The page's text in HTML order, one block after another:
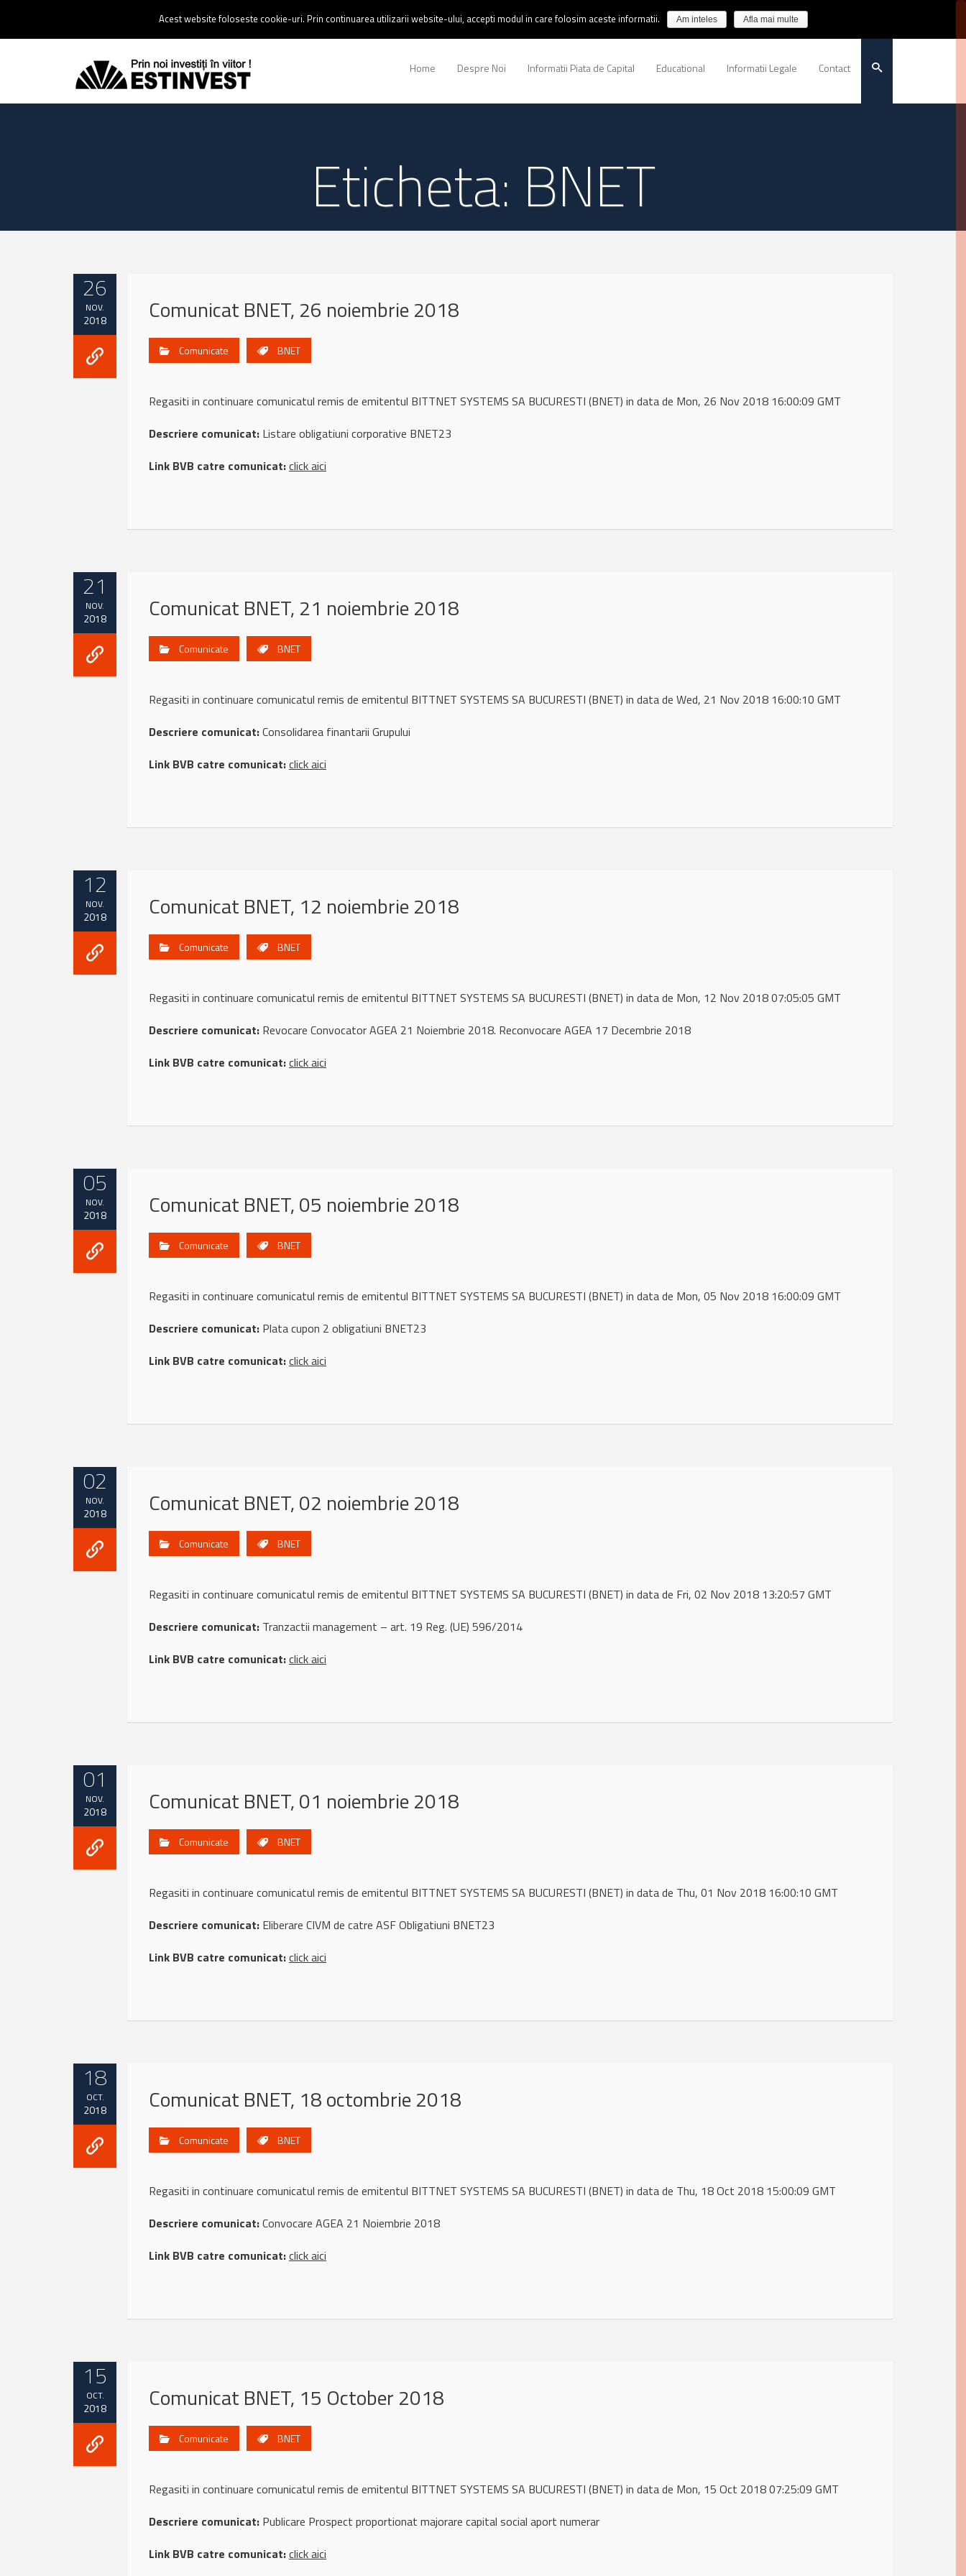
0237 238 900 |Email :contact@estinvest.ro
Home Despre Noi Informatii Piata de Capital Educational Informatii Legale Contact
Eticheta: BNET
26
NOV.
2018 Comunicat BNET, 26 noiembrie 2018
Comunicate BNET
Regasiti in continuare comunicatul remis de emitentul BITTNET SYSTEMS SA BUCURESTI (BNET) in data de Mon, 26 Nov 2018 16:00:09 GMT
Descriere comunicat: Listare obligatiuni corporative BNET23
Link BVB catre comunicat:click aici
21
NOV.
2018 Comunicat BNET, 21 noiembrie 2018
Comunicate BNET
Regasiti in continuare comunicatul remis de emitentul BITTNET SYSTEMS SA BUCURESTI (BNET) in data de Wed, 21 Nov 2018 16:00:10 GMT
Descriere comunicat:Consolidarea finantarii Grupului
Link BVB catre comunicat:click aici
12
NOV.
2018 Comunicat BNET, 12 noiembrie 2018
Comunicate BNET
Regasiti in continuare comunicatul remis de emitentul BITTNET SYSTEMS SA BUCURESTI (BNET) in data de Mon, 12 Nov 2018 07:05:05 GMT
Descriere comunicat: Revocare Convocator AGEA 21 Noiembrie 2018. Reconvocare AGEA 17 Decembrie 2018
Link BVB catre comunicat:click aici
05
NOV.
2018 Comunicat BNET, 05 noiembrie 2018
Comunicate BNET
Regasiti in continuare comunicatul remis de emitentul BITTNET SYSTEMS SA BUCURESTI (BNET) in data de Mon, 05 Nov 2018 16:00:09 GMT
Descriere comunicat: Plata cupon 2 obligatiuni BNET23
Link BVB catre comunicat:click aici
02
NOV.
2018 Comunicat BNET, 02 noiembrie 2018
Comunicate BNET
Regasiti in continuare comunicatul remis de emitentul BITTNET SYSTEMS SA BUCURESTI (BNET) in data de Fri, 02 Nov 2018 13:20:57 GMT
Descriere comunicat: Tranzactii management – art. 19 Reg. (UE) 596/2014
Link BVB catre comunicat:click aici
01
NOV.
2018 Comunicat BNET, 01 noiembrie 2018
Comunicate BNET
Regasiti in continuare comunicatul remis de emitentul BITTNET SYSTEMS SA BUCURESTI (BNET) in data de Thu, 01 Nov 2018 16:00:10 GMT
Descriere comunicat: Eliberare CIVM de catre ASF Obligatiuni BNET23
Link BVB catre comunicat:click aici
18
OCT.
2018 Comunicat BNET, 18 octombrie 2018
Comunicate BNET
Regasiti in continuare comunicatul remis de emitentul BITTNET SYSTEMS SA BUCURESTI (BNET) in data de Thu, 18 Oct 2018 15:00:09 GMT
Descriere comunicat:Convocare AGEA 21 Noiembrie 2018
Link BVB catre comunicat:click aici
15
OCT.
2018 Comunicat BNET, 15 October 2018
Comunicate BNET
Regasiti in continuare comunicatul remis de emitentul BITTNET SYSTEMS SA BUCURESTI (BNET) in data de Mon, 15 Oct 2018 07:25:09 GMT
Descriere comunicat: Publicare Prospect proportionat majorare capital social aport numerar
Link BVB catre comunicat:click aici
Acest website foloseste cookie-uri. Prin continuarea utilizarii website-ului, accepti modul in care folosim aceste informatii. Am inteles Afla mai multe